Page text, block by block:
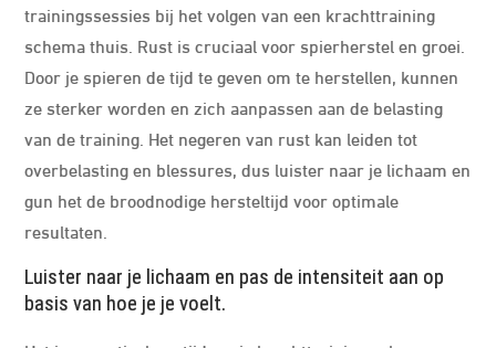
trainingssessies bij het volgen van een krachttraining
schema thuis. Rust is cruciaal voor spierherstel en groei.
Door je spieren de tijd te geven om te herstellen, kunnen
ze sterker worden en zich aanpassen aan de belasting
van de training. Het negeren van rust kan leiden tot
overbelasting en blessures, dus luister naar je lichaam en
gun het de broodnodige hersteltijd voor optimale
resultaten.
Luister naar je lichaam en pas de intensiteit aan op
basis van hoe je je voelt.